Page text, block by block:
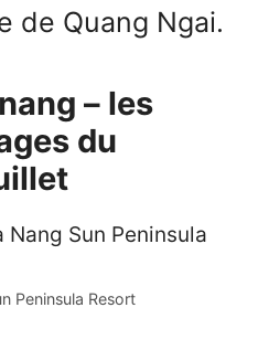
de Quang Ngai.
– les
du
Peninsula Resort